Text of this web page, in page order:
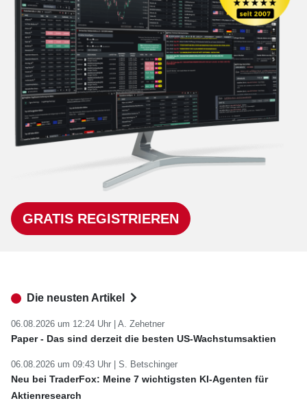
GRATIS REGISTRIEREN
Die neusten Artikel
06.08.2026 um 12:24 Uhr | A. Zehetner
Paper - Das sind derzeit die besten US-Wachstumsaktien
06.08.2026 um 09:43 Uhr | S. Betschinger
Neu bei TraderFox: Meine 7 wichtigsten KI-Agenten für
Aktienresearch